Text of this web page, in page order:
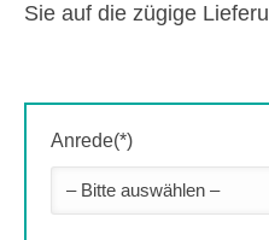
Sie auf die zügige
Anrede(*)